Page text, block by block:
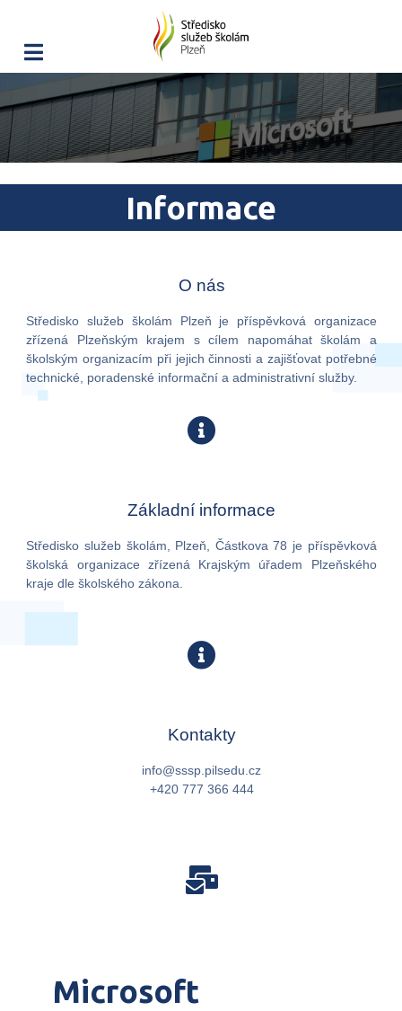
Informace
O nás
Středisko služeb školám Plzeň je příspěvková organizace
zřízená Plzeňským krajem s cílem napomáhat školám a
školským organizacím při jejich činnosti a zajišťovat potřebné
technické, poradenské informační a administrativní služby.
Základní informace
Středisko služeb školám, Plzeň, Částkova 78 je příspěvková
školská organizace zřízená Krajským úřadem Plzeňského
kraje dle školského zákona.
Kontakty
info@sssp.pilsedu.cz
+420 777 366 444
Microsoft